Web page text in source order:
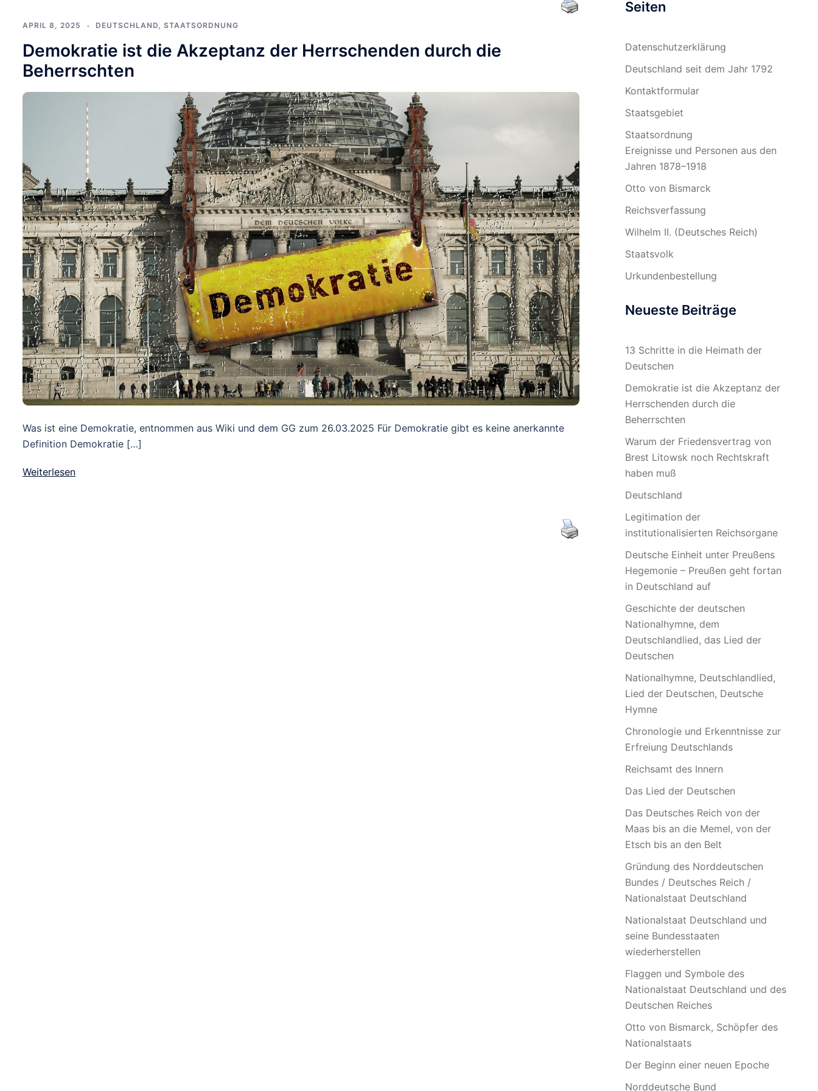
APRIL 8, 2025 DEUTSCHLAND, STAATSORDNUNG
Demokratie ist die Akzeptanz der Herrschenden durch die
Beherrschten
Was ist eine Demokratie, entnommen aus Wiki und dem GG zum 26.03.2025 Für Demokratie gibt es keine anerkannte
Definition Demokratie […]
Weiterlesen
Seiten
Datenschutzerklärung
Deutschland seit dem Jahr 1792
Kontaktformular
Staatsgebiet
Staatsordnung
Ereignisse und Personen aus den
Jahren 1878–1918
Otto von Bismarck
Reichsverfassung
Wilhelm II. (Deutsches Reich)
Staatsvolk
Urkundenbestellung
Neueste Beiträge
13 Schritte in die Heimath der
Deutschen
Demokratie ist die Akzeptanz der
Herrschenden durch die
Beherrschten
Warum der Friedensvertrag von
Brest Litowsk noch Rechtskraft
haben muß
Deutschland
Legitimation der
institutionalisierten Reichsorgane
Deutsche Einheit unter Preußens
Hegemonie – Preußen geht fortan
in Deutschland auf
Geschichte der deutschen
Nationalhymne, dem
Deutschlandlied, das Lied der
Deutschen
Nationalhymne, Deutschlandlied,
Lied der Deutschen, Deutsche
Hymne
Chronologie und Erkenntnisse zur
Erfreiung Deutschlands
Reichsamt des Innern
Das Lied der Deutschen
Das Deutsches Reich von der
Maas bis an die Memel, von der
Etsch bis an den Belt
Gründung des Norddeutschen
Bundes / Deutsches Reich /
Nationalstaat Deutschland
Nationalstaat Deutschland und
seine Bundesstaaten
wiederherstellen
Flaggen und Symbole des
Nationalstaat Deutschland und des
Deutschen Reiches
Otto von Bismarck, Schöpfer des
Nationalstaats
Der Beginn einer neuen Epoche
Norddeutsche Bund